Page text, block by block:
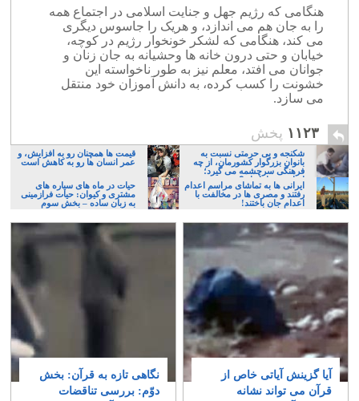
هنگامی که رژیم جهل و جنایت اسلامی در اجتماع همه
را به جان هم می اندازد، و هریک را جاسوس دیگری
می کند، هنگامی که لشکر خونخوار رژیم در کوچه،
خیابان و حتی درون خانه ها وحشیانه به جان زنان و
جوانان می افتد، معلم نیز به طور ناخواسته این
خشونت را کسب کرده، به دانش آموزان خود منتقل
می سازد.
۱۱۲۳ پخش
شکنجه و بی حرمتی نسبت به
بانوان بزرگوار کشورمان، از چه
فرهنگی سرچشمه می گیرد؛
ایرانی، و یا تازیان؟
قیمت ها همچنان رو به افزایش، و
عمر انسان ها رو به کاهش است
ایرانی ها به تماشای مراسم اعدام
رفتند و مصری ها در مخالفت با
اعدام جان باختند!
حیات در ماه های سیاره های
مشتری و کیوان: حیات فرازمینی
به زبان ساده – بخش سوم
آیا گزینش آیاتی خاص از
قرآن می تواند نشانه
نگاهی تازه به قرآن: بخش
دوّم: بررسی تناقضات